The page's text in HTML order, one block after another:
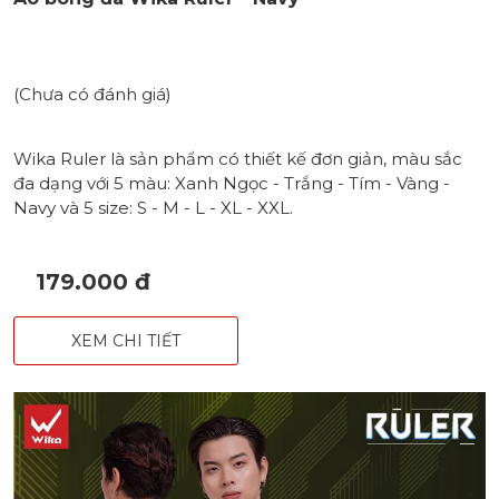
(Chưa có đánh giá)
Wika Ruler là sản phẩm có thiết kế đơn giản, màu sắc
đa dạng với 5 màu: Xanh Ngọc - Trắng - Tím - Vàng -
Navy và 5 size: S - M - L - XL - XXL.
179.000 đ
XEM CHI TIẾT